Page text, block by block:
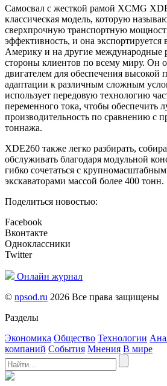
Самосвал с жесткой рамой XCMG
классическая модель, которую
сверхпрочную транспортную
эффективность, и она
Америку и на другие международные
стороны клиентов по всему миру.
двигателем для обеспечения высокой
адаптации к различным сложным
использует передовую технологию
переменного тока, чтобы обеспечить
производительность по сравнению с
тоннажа.
XDE260 также легко разбирать,
обслуживать благодаря модульной
гибко сочетаться с
экскаваторами массой более 400 тонн.
Поделиться новостью:
Facebook
Вконтакте
Одноклассники
Twitter
Онлайн журнал
© npsod.ru 2026 Все права защищены
Разделы
Экономика Общество Технологии
компаний События Мнения В мире